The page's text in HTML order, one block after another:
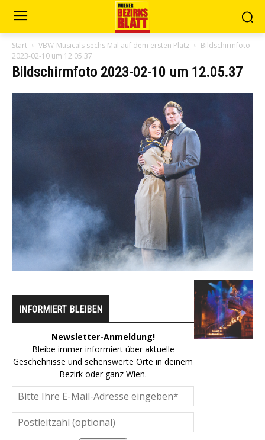
Start VBW-Musicals sechs Mal auf dem ersten Platz
Bildschirmfoto
2023-02-10 um 12.05.37
Bildschirmfoto 2023-02-10 um 12.05.37
INFORMIERT BLEIBEN
Newsletter-Anmeldung!
Bleibe immer informiert über aktuelle
Geschehnisse und sehenswerte Orte in deinem
Bezirk oder ganz Wien.